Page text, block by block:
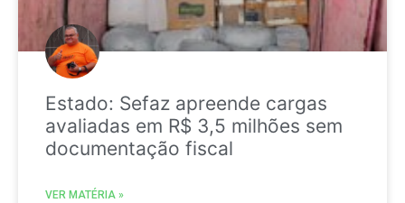
Estado: Sefaz apreende cargas
avaliadas em R$ 3,5 milhões sem
documentação fiscal
VER MATÉRIA »